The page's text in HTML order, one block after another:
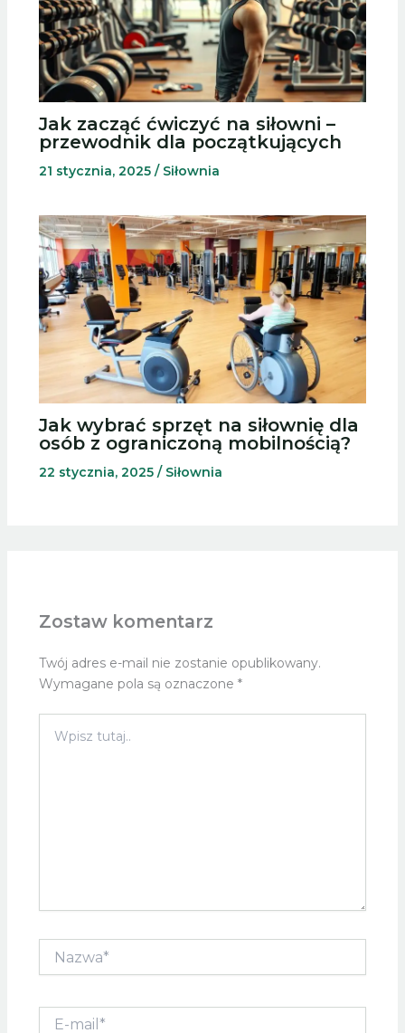
Jak zacząć ćwiczyć na siłowni –
przewodnik dla początkujących
21 stycznia, 2025 / Siłownia
Jak wybrać sprzęt na siłownię dla
osób z ograniczoną mobilnością?
22 stycznia, 2025 / Siłownia
Zostaw komentarz
Twój adres e-mail nie zostanie opublikowany.
Wymagane pola są oznaczone *
tutaj..